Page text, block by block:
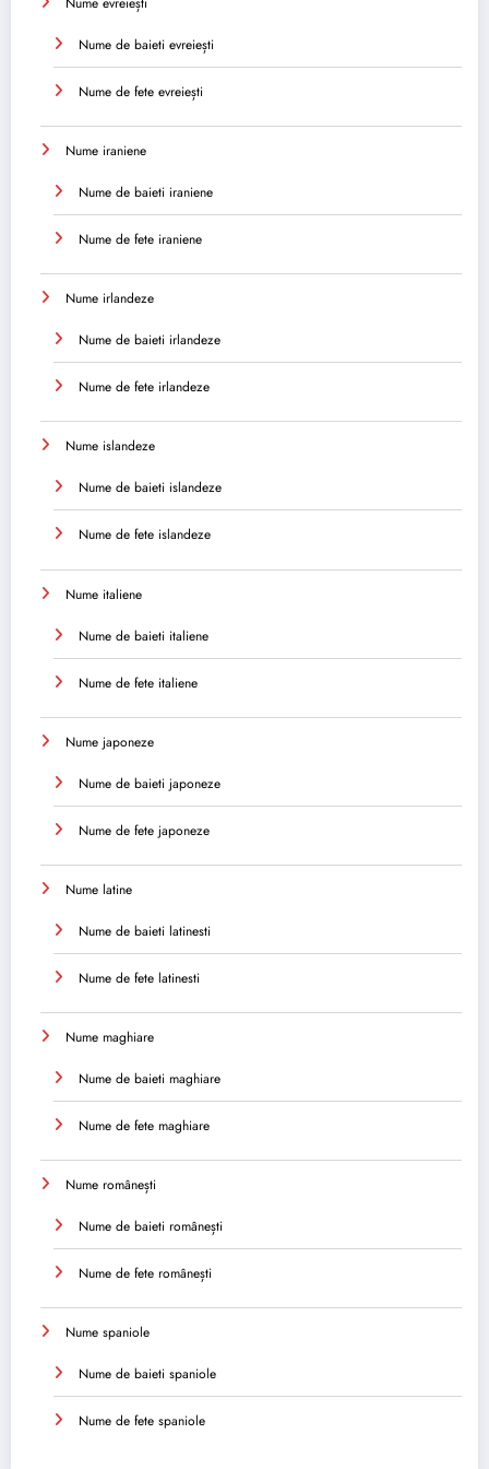
Nume de baieti evreiești
Nume de fete evreiești
Nume iraniene
Nume de baieti iraniene
Nume de fete iraniene
Nume irlandeze
Nume de baieti irlandeze
Nume de fete irlandeze
Nume islandeze
Nume de baieti islandeze
Nume de fete islandeze
Nume italiene
Nume de baieti italiene
Nume de fete italiene
Nume japoneze
Nume de baieti japoneze
Nume de fete japoneze
Nume latine
Nume de baieti latinesti
Nume de fete latinesti
Nume maghiare
Nume de baieti maghiare
Nume de fete maghiare
Nume românești
Nume de baieti românești
Nume de fete românești
Nume spaniole
Nume de baieti spaniole
Nume de fete spaniole